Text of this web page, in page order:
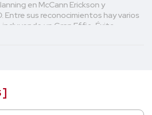
en McCann Erickson y
Entre sus reconocimientos hay varios
incluyendo un Gran Effie, Éxito